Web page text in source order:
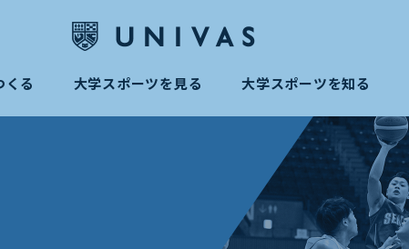
くる 大学スポーツを見る 大学スポーツを知る